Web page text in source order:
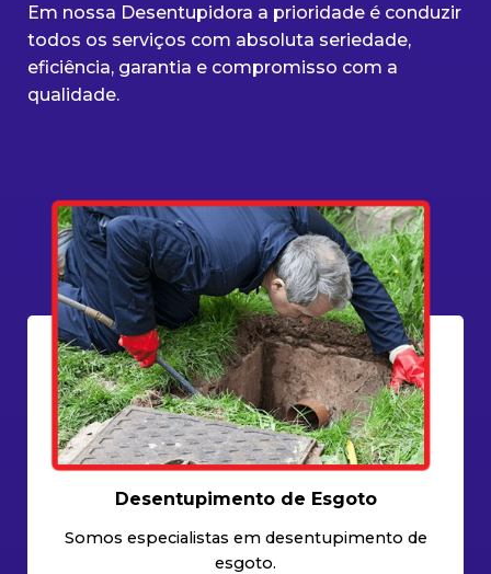
Em nossa Desentupidora a prioridade é conduzir
todos os serviços com absoluta seriedade,
eficiência, garantia e compromisso com a
qualidade.
Desentupimento de Esgoto
Somos especialistas em desentupimento de
esgoto.